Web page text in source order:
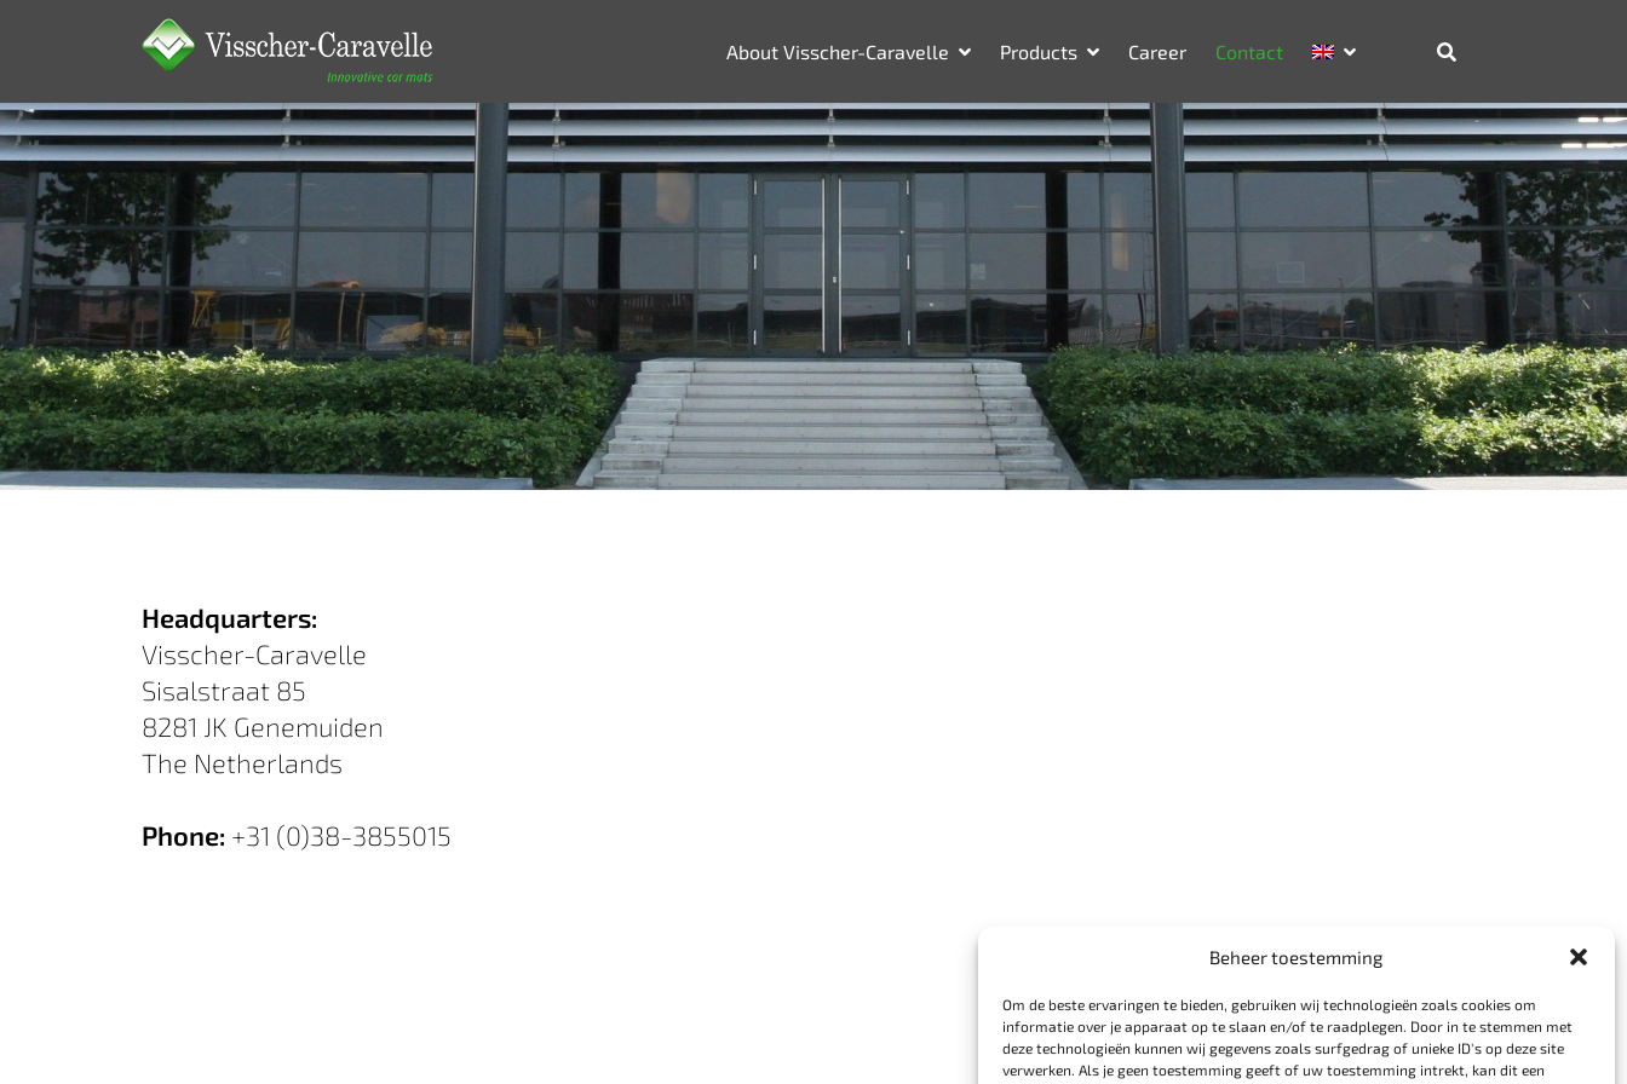
Beheer toestemming
Om de beste ervaringen te bieden, gebruiken wij technologieën zoals cookies om
informatie over je apparaat op te slaan en/of te raadplegen. Door in te stemmen met
deze technologieën kunnen wij gegevens zoals surfgedrag of unieke ID's op deze site
verwerken. Als je geen toestemming geeft of uw toestemming intrekt, kan dit een
About Visscher-Caravelle Products Career Contact
Contact
Headquarters:
Visscher-Caravelle
Sisalstraat 85
8281 JK Genemuiden
The Netherlands
Phone: +31 (0)38-3855015